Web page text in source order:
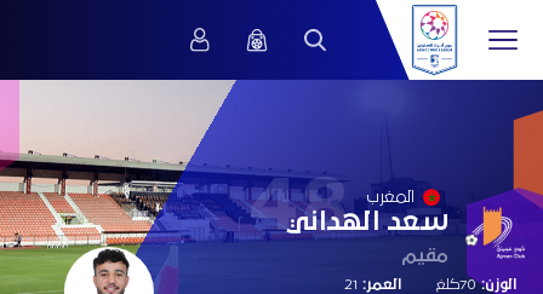
48 المغرب
سعد الهداني
مقيم
الوزن:70كلغ
العمر: